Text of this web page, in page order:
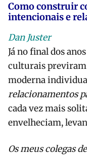
Como construir
intencionais e
Dan Juster
Já no final dos
culturais previram
moderna
relacionamentos
cada vez mais
envelheciam,
Os meus colegas